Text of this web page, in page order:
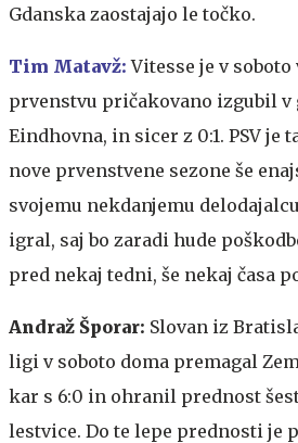
Gdanska zaostajajo le točko.
Tim Matavž: Vitesse je v
prvenstvu pričakovano izgubil v
Eindhovna, in sicer z 0:1. PSV je
nove prvenstvene sezone še
svojemu nekdanjemu
igral, saj bo zaradi hude
pred nekaj tedni, še nekaj časa
Andraž Šporar: Slovan iz
ligi v soboto doma premagal
kar s 6:0 in ohranil prednost
lestvice. Do te lepe prednosti je